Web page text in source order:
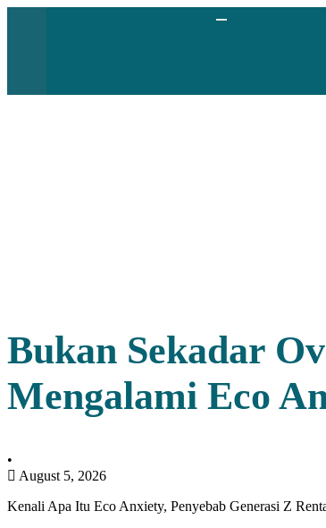
Bukan Sekadar
Mengalami Eco
•
August 5, 2026
Kenali Apa Itu Eco Anxiety, Penyebab Generasi Z